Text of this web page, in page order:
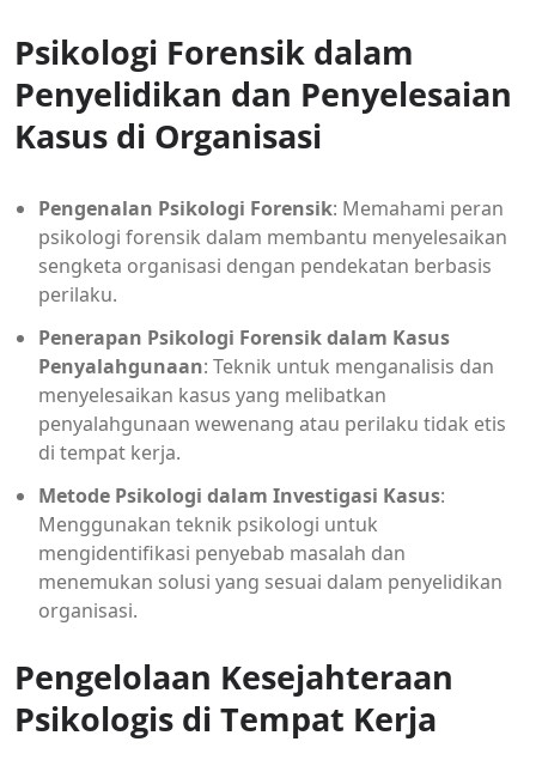
Psikologi Forensik dalam
Penyelidikan dan Penyelesaian
Kasus di Organisasi
Pengenalan Psikologi Forensik: Memahami peran
psikologi forensik dalam membantu menyelesaikan
sengketa organisasi dengan pendekatan berbasis
perilaku.
Penerapan Psikologi Forensik dalam Kasus
Penyalahgunaan: Teknik untuk menganalisis dan
menyelesaikan kasus yang melibatkan
penyalahgunaan wewenang atau perilaku tidak etis
di tempat kerja.
Metode Psikologi dalam Investigasi Kasus:
Menggunakan teknik psikologi untuk
mengidentifikasi penyebab masalah dan
menemukan solusi yang sesuai dalam penyelidikan
organisasi.
Pengelolaan Kesejahteraan
Psikologis di Tempat Kerja